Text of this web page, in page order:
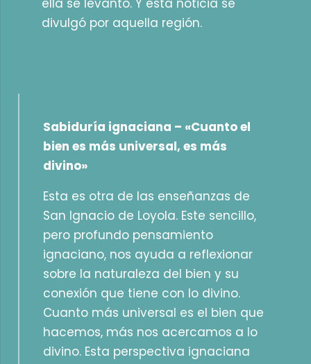
ella se levantó. Y esta noticia se
divulgó por aquella región.
Sabiduría ignaciana – «Cuanto el
bien es más universal, es más
divino»
Esta es otra de las enseñanzas de
San Ignacio de Loyola. Este sencillo,
pero profundo pensamiento
ignaciano, nos ayuda a reflexionar
sobre la naturaleza del bien y su
conexión que tiene con lo divino.
Cuanto más universal es el bien que
hacemos, más nos acercamos a lo
divino. Esta perspectiva ignaciana